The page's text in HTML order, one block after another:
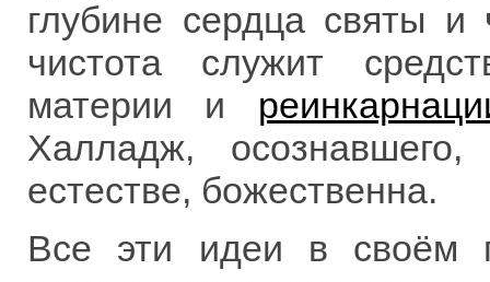
глубине сердца святы
чистота служит
материи и
Халладж,
естестве, божественна.
Все эти идеи в своём